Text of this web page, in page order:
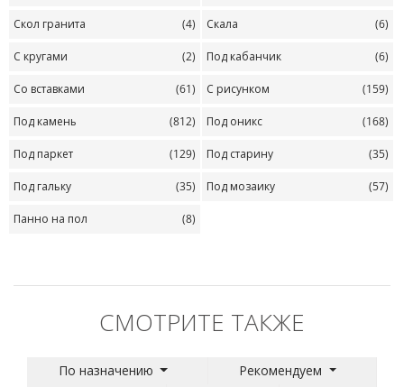
Скол гранита (4) Скала (6)
С кругами (2) Под кабанчик (6)
Со вставками (61) С рисунком (159)
Под камень (812) Под оникс (168)
Под паркет (129) Под старину (35)
Под гальку (35) Под мозаику (57)
Панно на пол (8)
СМОТРИТЕ ТАКЖЕ
По назначению
Рекомендуем